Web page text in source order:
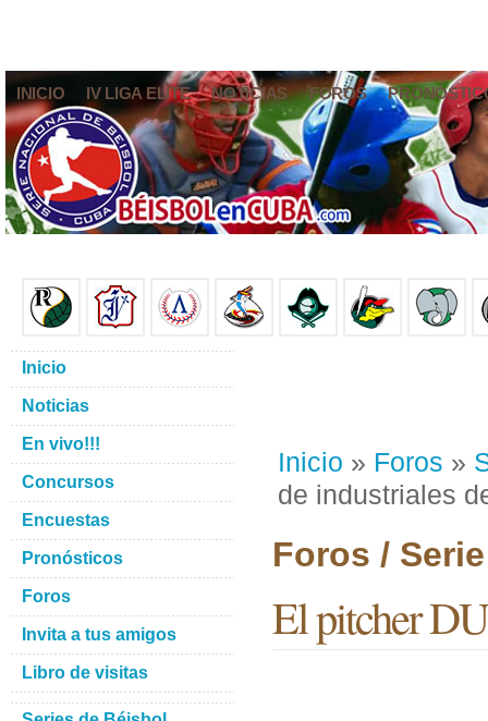
INICIO IV LIGA ELITE NOTICIAS FOROS
Inicio » Foros »
de industriales
Foros /
El pitcher
Inicio
Noticias
En vivo!!!
Concursos
Encuestas
Pronósticos
Foros
Invita a tus amigos
Libro de visitas